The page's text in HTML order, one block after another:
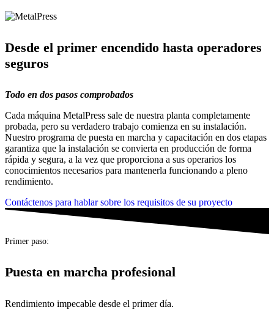
Desde el primer encendido hasta operadores
seguros
Todo en dos pasos comprobados
Cada máquina MetalPress sale de nuestra planta completamente
probada, pero su verdadero trabajo comienza en su instalación.
Nuestro programa de puesta en marcha y capacitación en dos etapas
garantiza que la instalación se convierta en producción de forma
rápida y segura, a la vez que proporciona a sus operarios los
conocimientos necesarios para mantenerla funcionando a pleno
rendimiento.
Contáctenos para hablar sobre los requisitos de su proyecto
Primer paso:
Puesta en marcha profesional
Rendimiento impecable desde el primer día.